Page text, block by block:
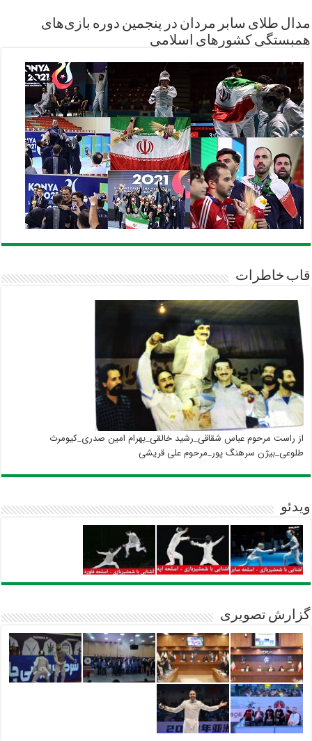
مدال طلای سابر مردان در پنجمین دوره بازی‌های
همبستگی کشورهای اسلامی
قاب خاطرات
از راست مرحوم عباس شقاقی_رشید خالقی_بهرام امین صدری_کیومرث
طلوعی_بیژن سرهنگ پور_مرحوم علی قریشی
ویدئو
گزارش تصویری